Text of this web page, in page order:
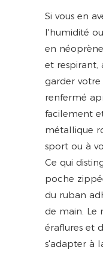
Si vous en
l'humidité
en
et respirant,
garder
renfermé
facilement
métallique
sport ou à
Ce qui
poche
du ruban
de main. Le
éraflures et
s'adapter à